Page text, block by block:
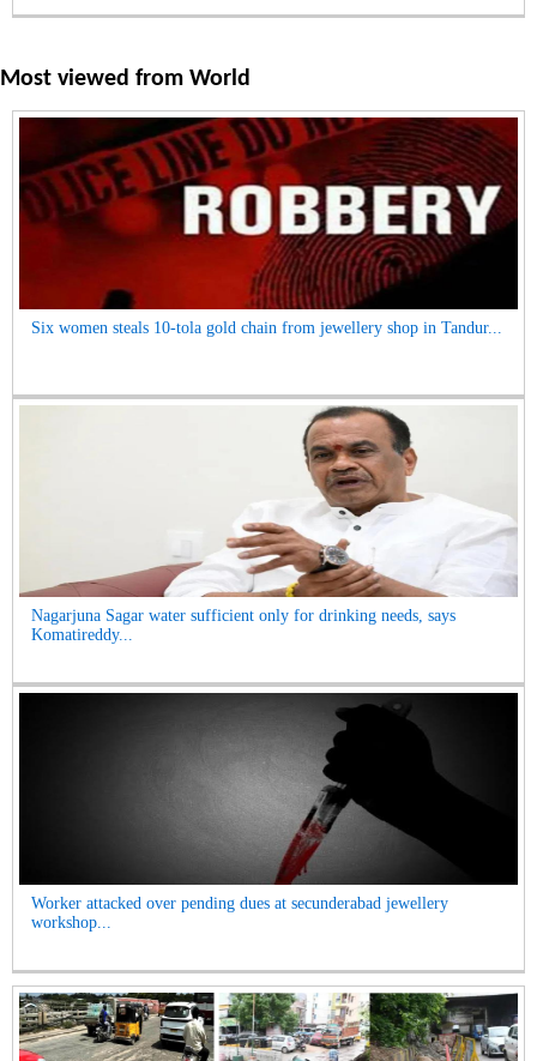
Most viewed from World
Six women steals 10-tola gold chain from jewellery shop in Tandur...
Nagarjuna Sagar water sufficient only for drinking needs, says
Komatireddy...
Worker attacked over pending dues at secunderabad jewellery
workshop...